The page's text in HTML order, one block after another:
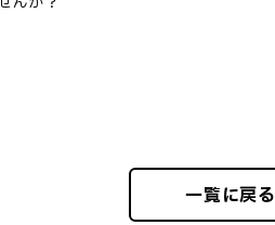
一覧に戻る